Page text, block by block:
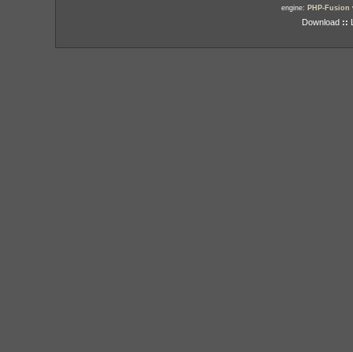
engine: PHP-Fusion
Download ::